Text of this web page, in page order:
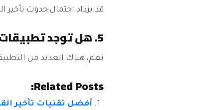
قد يزداد احتمال حدوث
5. هل توجد تطبيقات تساعد في علاج تأخير القذف؟
نعم، هناك العديد من
Related Posts:
أفضل تقنيات تأخير